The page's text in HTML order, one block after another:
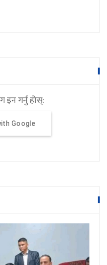
इन गर्नु होस्:
Google